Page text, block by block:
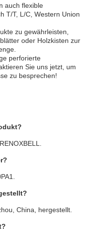
auch flexible
T/T, L/C, Western Union
zu gewährleisten,
oder Holzkisten zur
perforierte
Sie uns jetzt, um
zu besprechen!
China, hergestellt.